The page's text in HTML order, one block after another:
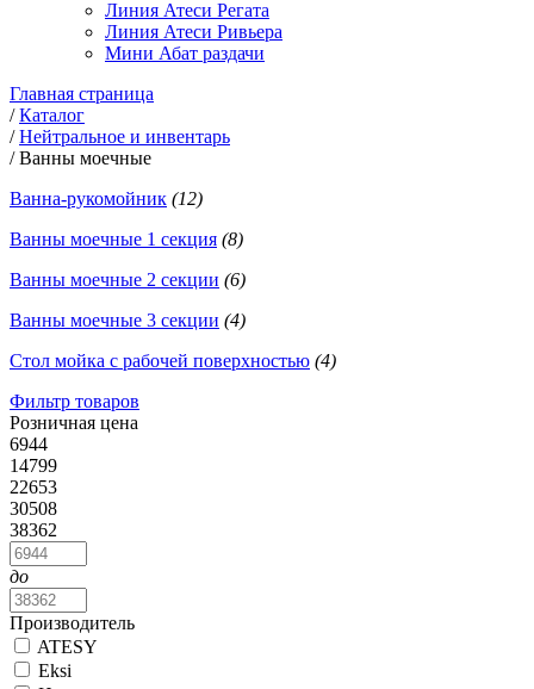
Линия Атеси Регата
Линия Атеси Ривьера
Мини Абат раздачи
Главная страница
/Каталог
/Нейтральное и инвентарь
/Ванны моечные
Ванна-рукомойник (12)
Ванны моечные 1 секция (8)
Ванны моечные 2 секции (6)
Ванны моечные 3 секции (4)
Стол мойка с рабочей поверхностью (4)
Фильтр товаров
Розничная цена
6944
14799
22653
30508
38362
до
Производитель
ATESY
Eksi